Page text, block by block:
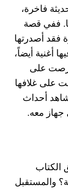
فاخرة،
ففي قصة
فقد أصدرتها
أغنية أيضاً،
على
على غلافها
أحداث
جهاز معه.
الكتاب
والمستقبل